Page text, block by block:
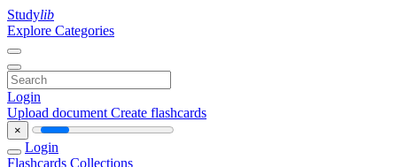
Studylib
Explore Categories
Login
Upload document Create flashcards
×
Login
Flashcards Collections